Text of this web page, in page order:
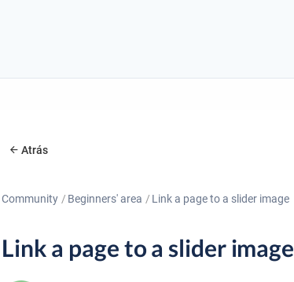
Atrás
Community Beginners' area Link a page to a slider image
Link a page to a slider image